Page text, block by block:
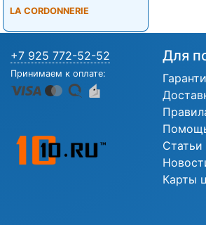
LA CORDONNERIE
+7 925 772-52-52
Принимаем к оплате:
Для
Статьи
Карты